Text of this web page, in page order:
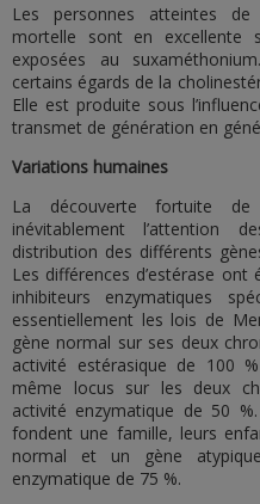
Les personnes atteintes
mortelle sont en excellente
exposées au
certains égards de la
Elle est produite sous
transmet de génération en
Variations humaines
La découverte fortuite de
inévitablement l’attention
distribution des différents
Les différences d’estérase
inhibiteurs enzymatiques
essentiellement les lois de
gène normal sur ses deux
activité estérasique de 100
même locus sur les deux
activité enzymatique de 50
fondent une famille, leurs
normal et un gène
enzymatique de 75 %.